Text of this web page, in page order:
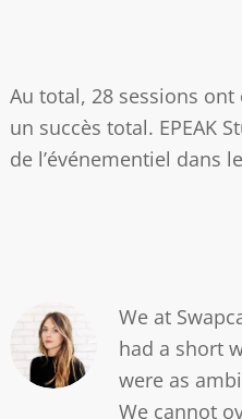
Au total, 28 sessions ont
un succès total. EPEAK
de l’événementiel dans
We at
had a short
were as
We cannot